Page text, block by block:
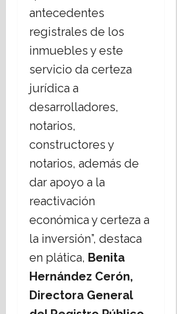
antecedentes
registrales de los
inmuebles y este
servicio da certeza
jurídica a
desarrolladores,
notarios,
constructores y
notarios, además de
dar apoyo a la
reactivación
económica y certeza a
la inversión”, destaca
en plática, Benita
Hernández Cerón,
Directora General